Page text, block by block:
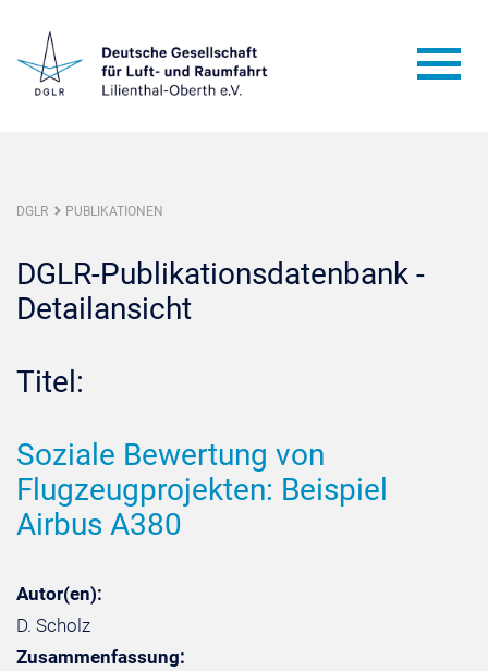
DGLR PUBLIKATIONEN
DGLR-Publikationsdatenbank -
Detailansicht
Titel:
Soziale Bewertung von
Flugzeugprojekten: Beispiel
Airbus A380
Autor(en):
D. Scholz
Zusammenfassung: